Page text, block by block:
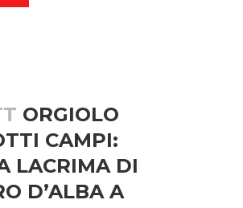
ORGIOLO
CAMPI:
LACRIMA DI
D’ALBA A